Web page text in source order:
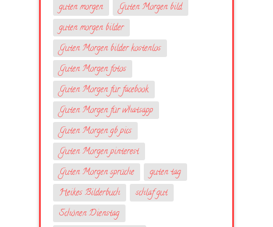
guten morgen
Guten Morgen bild
guten morgen bilder
Guten Morgen bilder kostenlos
Guten Morgen fotos
Guten Morgen für facebook
Guten Morgen für whatsapp
Guten Morgen gb pics
Guten Morgen pinterest
Guten Morgen sprüche
guten tag
Heikes Bilderbuch
schlaf gut
Schönen Dienstag